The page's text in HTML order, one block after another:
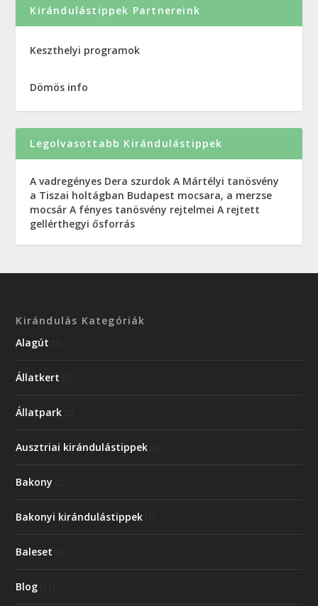
Kirándulástippek Partnereink
Keszthelyi programok
Dömös info
Legolvasottabb Kirándulástippek
A vadregényes Dera szurdok A Mártélyi tanösvény
a Tiszai holtágban Budapest mocsara, a merzse
mocsár A fényes tanösvény rejtelmei A rejtett
gellérthegyi ősforrás
Kirándulás Kategóriák
Alagút
Állatkert
Állatpark
Ausztriai kirándulástippek
Bakony
Bakonyi kirándulástippek
Baleset
Blog